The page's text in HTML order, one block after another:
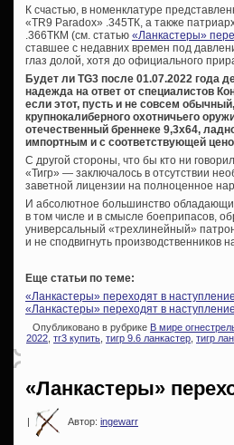
К счастью, в номенклатуре
«TR9 Paradox» .345ТК, а также
.366ТКМ (см. статью «Ланкастеры»
ставшее с недавних времен под
глаз долой, хотя до официального
Будет ли TG3 после 01.07.2022 года
надежда на ответ от специалистов
если этот, пусть и не совсем
крупнокалиберного охотничьего
отечественный бреннеке 9,3х64,
импортным и с соответствующей
С другой стороны, что бы кто ни
«Тигр» — заключалось в отсутствии
заветной лицензии на полноценное
И абсолютное большинство
в том числе и в смысле боеприпасов,
универсальный «трехлинейный»
и не сподвигнуть производственников
Еще статьи по теме:
«Ланкастеры» переходят в наступление
«Ланкастеры» переходят в
Опубликовано в рубрике В мире
2022 тг3 купить тигр 9.6 ланкастер тигр
«Ланкастеры»
| Автор: ingewarr